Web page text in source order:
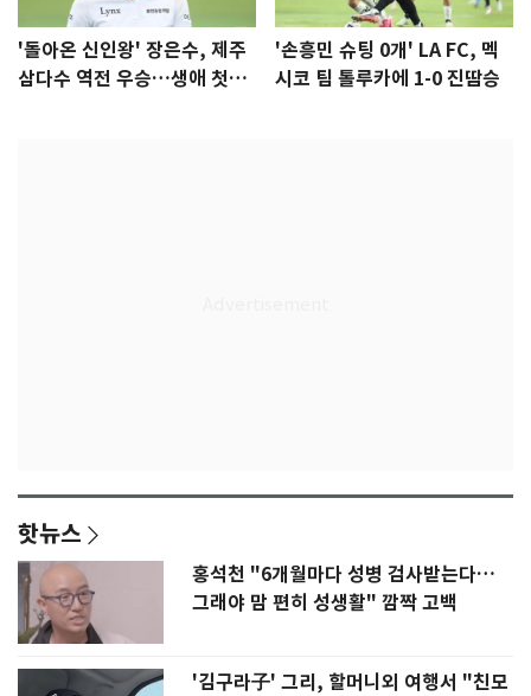
'돌아온 신인왕' 장은수, 제주
삼다수 역전 우승…생애 첫승
'손흥민 슈팅 0개' LA FC, 멕
시코 팀 톨루카에 1-0 진땀승
핫뉴스
홍석천 "6개월마다 성병 검사받는다…
그래야 맘 편히 성생활" 깜짝 고백
'김구라子' 그리, 할머니외 여행서 "친모